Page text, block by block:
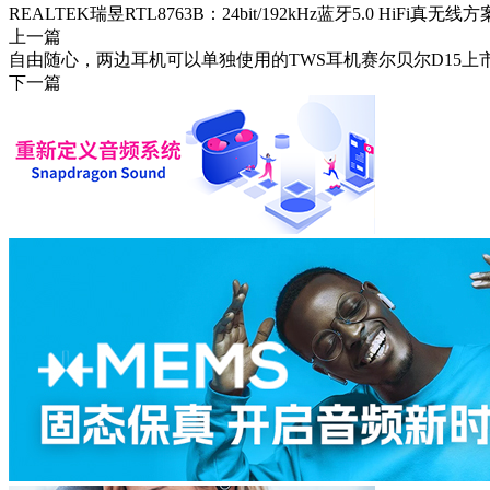
REALTEK瑞昱RTL8763B：24bit/192kHz蓝牙5.0 HiFi真无线方
上一篇
自由随心，两边耳机可以单独使用的TWS耳机赛尔贝尔D15上
下一篇